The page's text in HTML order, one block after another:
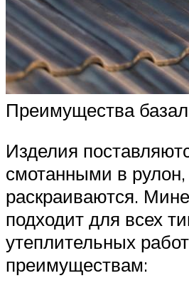
Преимущества
Изделия
смотанными в рулон,
раскраиваются.
подходит для всех
утеплительных
преимуществам: